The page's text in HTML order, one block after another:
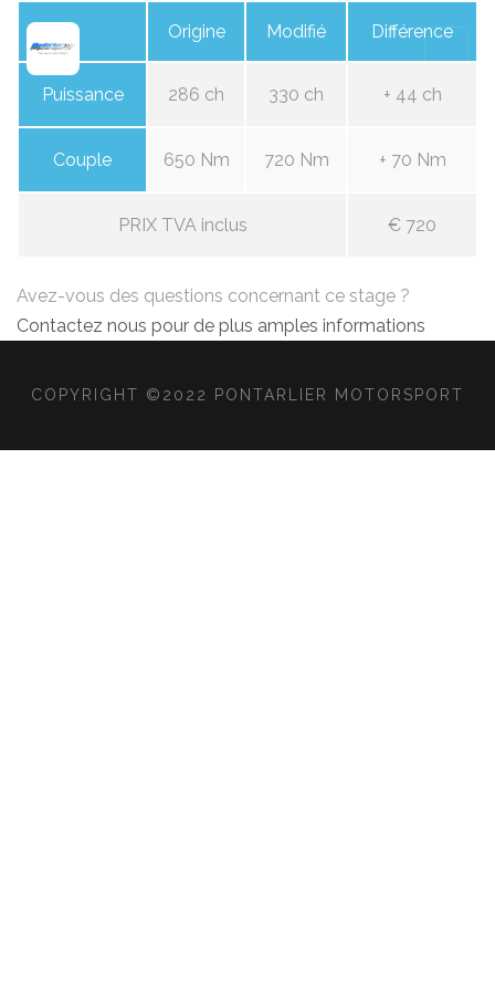
Origine Modifié Différence
Puissance 286 ch 330 ch + 44 ch
Couple 650 Nm 720 Nm + 70 Nm
PRIX TVA inclus € 720
Avez-vous des questions concernant ce stage ?
Contactez nous pour de plus amples informations
COPYRIGHT ©2022 PONTARLIER MOTORSPORT